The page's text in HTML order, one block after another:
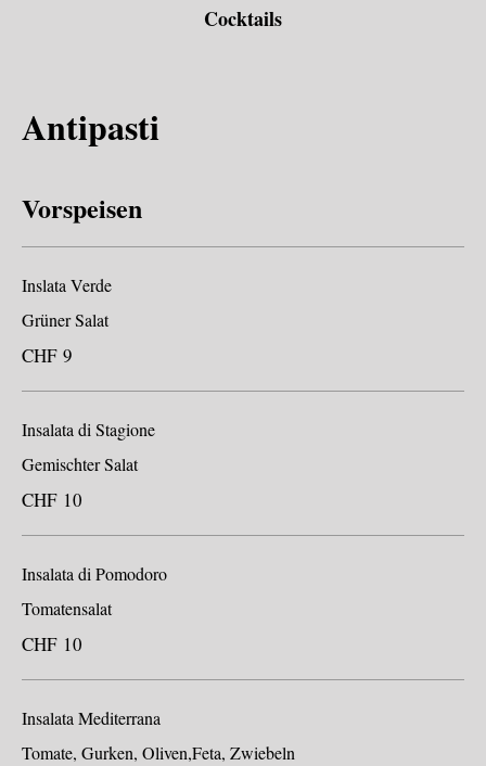
Cocktails
Antipasti
Vorspeisen
Inslata Verde
Grüner Salat
CHF 9
Insalata di Stagione
Gemischter Salat
CHF 10
Insalata di Pomodoro
Tomatensalat
CHF 10
Insalata Mediterrana
Tomate, Gurken, Oliven,Feta, Zwiebeln